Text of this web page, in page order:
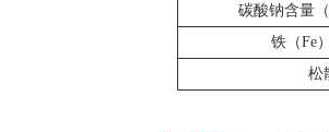
碳酸钠含量
铁（Fe
松